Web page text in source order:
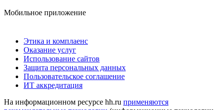
Мобильное приложение
Этика и комплаенс
Оказание услуг
Использование сайтов
Защита персональных данных
Пользовательское соглашение
ИТ аккредитация
На информационном ресурсе hh.ru применяются